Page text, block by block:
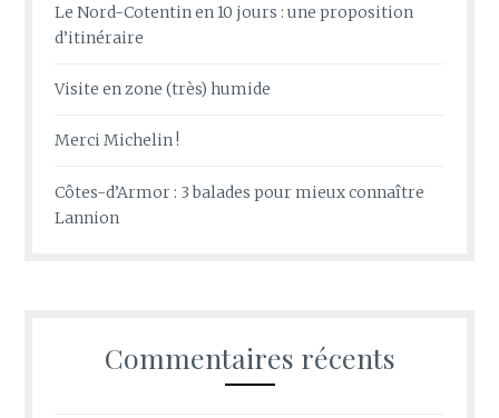
Le Nord-Cotentin en 10 jours : une proposition
d’itinéraire
Visite en zone (très) humide
Merci Michelin !
Côtes-d’Armor : 3 balades pour mieux connaître
Lannion
Commentaires récents